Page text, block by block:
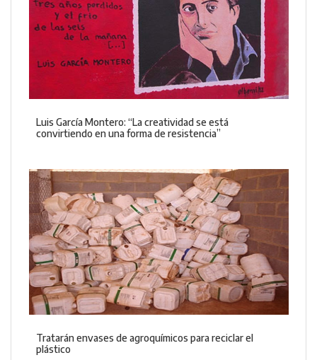
Luis García Montero: “La creatividad se está
convirtiendo en una forma de resistencia”
Tratarán envases de agroquímicos para reciclar el
plástico